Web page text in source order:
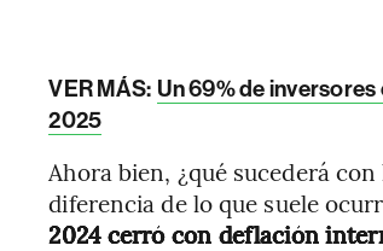
VER MÁS: Un 69% de
2025
Ahora bien, ¿qué sucederá
diferencia de lo que suele
2024 cerró con deflación